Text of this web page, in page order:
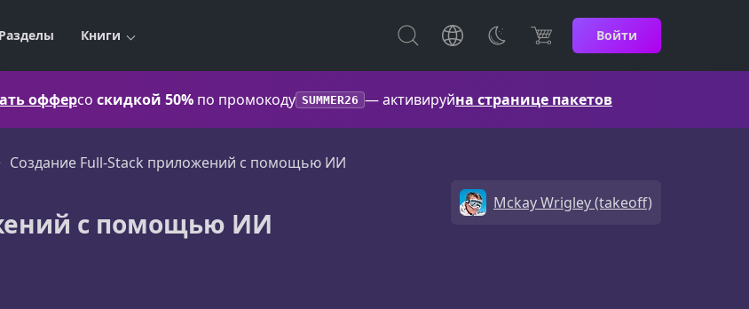
Разделы Книги Войти
офферсо скидкой 50% по промокоду SUMMER26 — активируйна странице пакетов
Создание Full-Stack приложений с помощью ИИ
с помощью ИИ
Mckay Wrigley (takeoff)